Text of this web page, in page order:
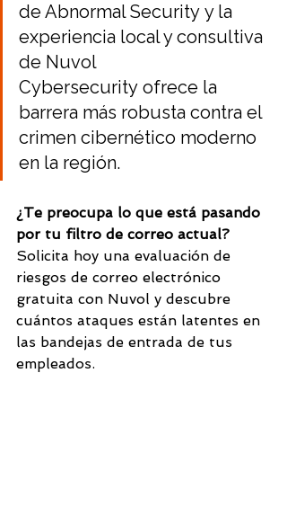
de Abnormal Security y la
experiencia local y consultiva
de Nuvol
Cybersecurity ofrece la
barrera más robusta contra el
crimen cibernético moderno
en la región.
¿Te preocupa lo que está pasando
por tu filtro de correo actual?
Solicita hoy una evaluación de
riesgos de correo electrónico
gratuita con Nuvol y descubre
cuántos ataques están latentes en
las bandejas de entrada de tus
empleados.